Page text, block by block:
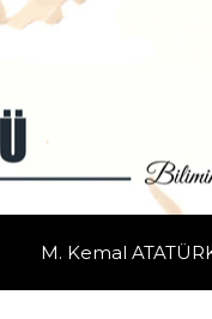
M. Kemal